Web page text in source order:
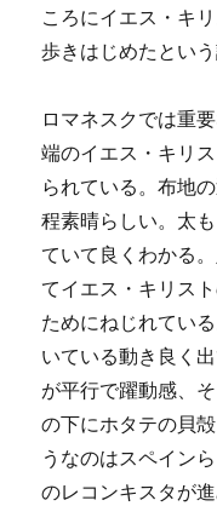
ころにイエス・キ
歩きはじめたという
ロマネスクでは重
端のイエス・キリ
られている。布地
程素晴らしい。太
ていて良くわかる
てイエス・キリス
ためにねじれてい
いている動き良く
が平行で躍動感、
の下にホタテの貝
うなのはスペイン
のレコンキスタが